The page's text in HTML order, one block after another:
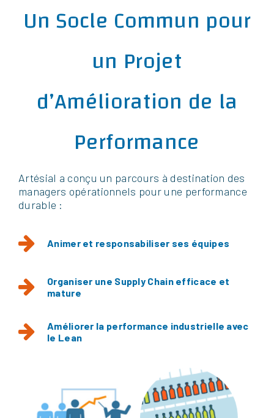
Un Socle Commun pour
un Projet
d’Amélioration de la
Performance
Artésial a conçu un parcours à destination des
managers opérationnels pour une performance
durable :
Animer et responsabiliser ses équipes
Organiser une Supply Chain efficace et
mature
Améliorer la performance industrielle avec
le Lean